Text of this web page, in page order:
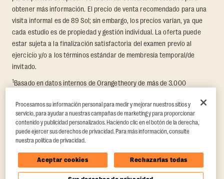
obtener más información. El precio de venta recomendado para una
visita informal es de 89 Sol; sin embargo, los precios varían, ya que
cada estudio es de propiedad y gestión individual. La oferta puede
estar sujeta a la finalización satisfactoria del examen previo al
ejercicio y/o a los términos estándar de membresía temporal/de
invitado.
1Basado en datos internos de Orangetheory de más de 3.000
semanas, en el que se midió la pérdida promedio de grasa y el
aumento de masa muscular magra. Respaldado por hallazgos de
terceros en Quindry et al., 2021: “Physiologic and Psychologic
Responses to a High Intensity Functional Training Program.”
Exercise Physiology Online, 24(2), 79–91.
Procesamos su información personal para medir y mejorar nuestros sitios y
servicio, para ayudar a nuestras campañas de marketing y para proporcionar
contenido y publicidad personalizados. Haciendo clic en el botón de la derecha,
puede ejercer sus derechos de privacidad. Para más información, consulte
nuestra política de privacidad.
Aceptar cookies Rechazarlas todas